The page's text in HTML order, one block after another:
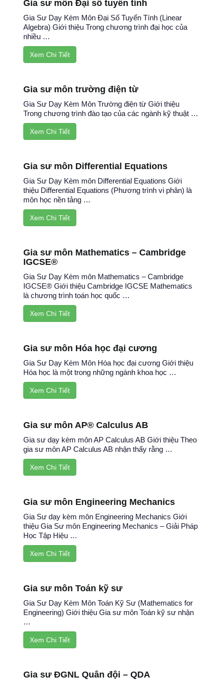
Gia sư môn Đại số tuyến tính
Gia Sư Dạy Kèm Môn Đại Số Tuyến Tính (Linear
Algebra) Giới thiệu Trong chương trình đại học của
nhiều …
Xem Chi Tiết
Gia sư môn trường điện từ
Gia Sư Dạy Kèm Môn Trường điện từ Giới thiệu
Trong chương trình đào tạo của các ngành kỹ thuật …
Xem Chi Tiết
Gia sư môn Differential Equations
Gia Sư Dạy Kèm môn Differential Equations Giới
thiệu Differential Equations (Phương trình vi phân) là
môn học nền tảng …
Xem Chi Tiết
Gia sư môn Mathematics – Cambridge
IGCSE®
Gia Sư Dạy Kèm môn Mathematics – Cambridge
IGCSE® Giới thiệu Cambridge IGCSE Mathematics
là chương trình toán học quốc …
Xem Chi Tiết
Gia sư môn Hóa học đại cương
Gia Sư Dạy Kèm Môn Hóa học đại cương Giới thiệu
Hóa học là một trong những ngành khoa học …
Xem Chi Tiết
Gia sư môn AP® Calculus AB
Gia sư dạy kèm môn AP Calculus AB Giới thiệu Theo
gia sư môn AP Calculus AB nhận thấy rằng …
Xem Chi Tiết
Gia sư môn Engineering Mechanics
Gia Sư dạy kèm môn Engineering Mechanics Giới
thiệu Gia Sư môn Engineering Mechanics – Giải Pháp
Học Tập Hiệu …
Xem Chi Tiết
Gia sư môn Toán kỹ sư
Gia Sư Dạy Kèm Môn Toán Kỹ Sư (Mathematics for
Engineering) Giới thiệu Gia sư môn Toán kỹ sư nhận
…
Xem Chi Tiết
Gia sư ĐGNL Quân đội – QDA